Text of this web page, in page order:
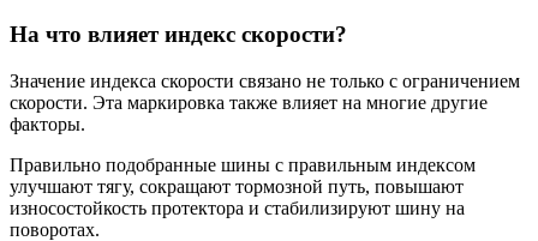
На что влияет индекс скорости?
Значение индекса скорости связано не только с ограничением
скорости. Эта маркировка также влияет на многие другие
факторы.
Правильно подобранные шины с правильным индексом
улучшают тягу, сокращают тормозной путь, повышают
износостойкость протектора и стабилизируют шину на
поворотах.